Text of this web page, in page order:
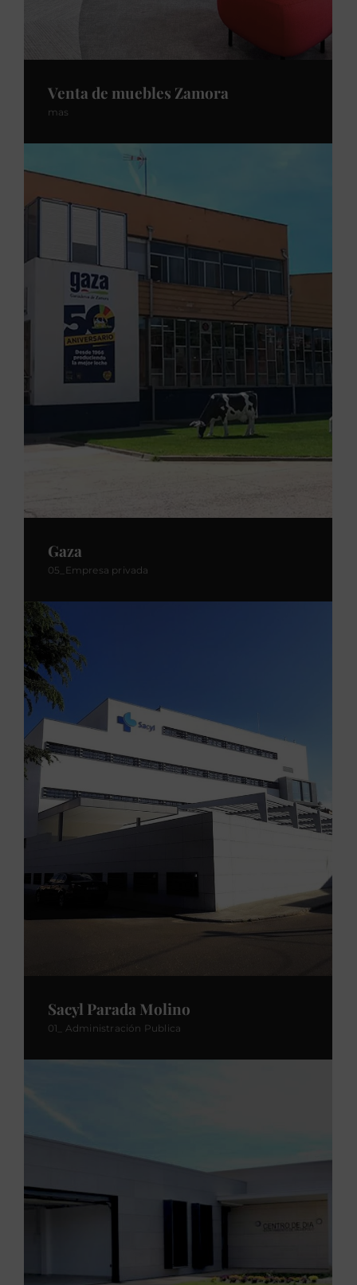
Venta de muebles Zamora
mas
Gaza
05_Empresa privada
Sacyl Parada Molino
01_ Administración Publica